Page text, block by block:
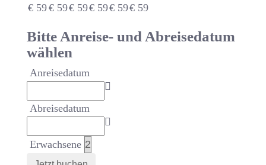
€ 59€ 59€ 59€ 59€ 59€ 59
Bitte Anreise- und Abreisedatum
wählen
Anreisedatum
Abreisedatum
Erwachsene